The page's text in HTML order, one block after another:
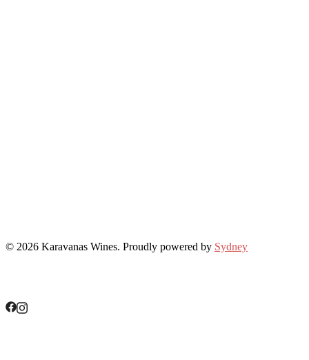
© 2026 Karavanas Wines. Proudly powered by Sydney